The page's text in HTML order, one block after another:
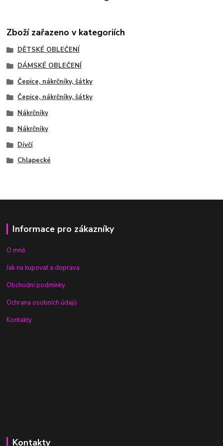
Zboží zařazeno v kategoriích
DĚTSKÉ OBLEČENÍ
DÁMSKÉ OBLEČENÍ
Čepice, nákrčníky, šátky
Čepice, nákrčníky, šátky
Nákrčníky
Nákrčníky
Dívčí
Chlapecké
Informace pro zákazníky
O mně
Jak na kupovat a doprava
Obchodní podmínky
Ochrana osobních údajů
Kontakty
Kontakty